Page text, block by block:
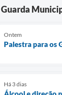
Guarda
Ontem
Palestra para os
Há 3 dias